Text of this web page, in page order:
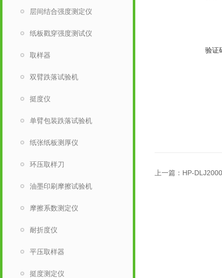
验证
上一篇： HP-
层间结合强度测定仪
纸板戳穿强度测试仪
取样器
双臂跌落试验机
挺度仪
单臂包装跌落试验机
纸张纸板测厚仪
环压取样刀
油墨印刷摩擦试验机
摩擦系数测定仪
耐折度仪
平压取样器
挺度测定仪